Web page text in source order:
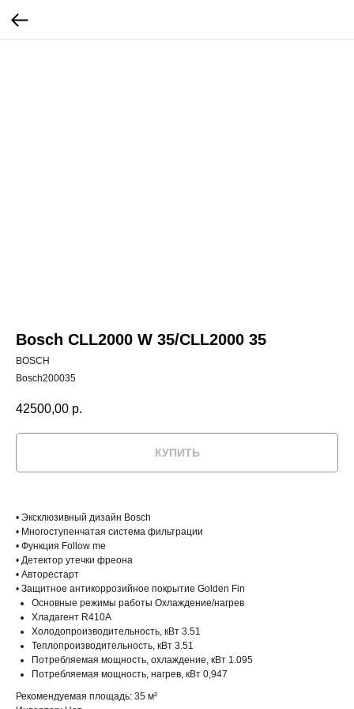
Bosch CLL2000 W 35/CLL2000 35
BOSCH
Bosch200035
42500,00 р.
КУПИТЬ
• Эксклюзивный дизайн Bosch
• Многоступенчатая система фильтрации
• Функция Follow me
• Детектор утечки фреона
• Авторестарт
• Защитное антикоррозийное покрытие Golden Fin
Основные режимы работы Охлаждение/нагрев
Хладагент R410A
Холодопроизводительность, кВт 3.51
Теплопроизводительность, кВт 3.51
Потребляемая мощность, охлаждение, кВт 1.095
Потребляемая мощность, нагрев, кВт 0,947
Рекомендуемая площадь: 35 м²